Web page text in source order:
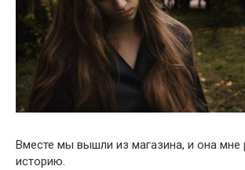
Вместе мы вышли из магазина, и она мне
историю.